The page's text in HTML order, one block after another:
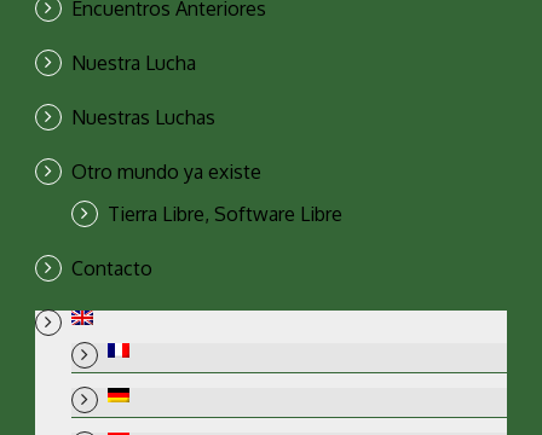
Encuentros Anteriores
Nuestra Lucha
Nuestras Luchas
Otro mundo ya existe
Tierra Libre, Software Libre
Contacto